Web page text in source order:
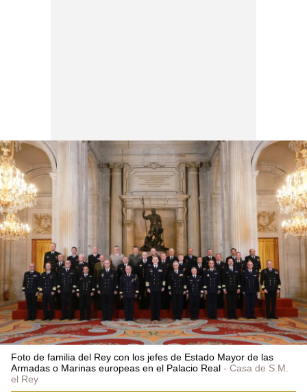
Foto de familia del Rey con los jefes de Estado Mayor de las
Armadas o Marinas europeas en el Palacio Real
Casa de S.M.
el Rey